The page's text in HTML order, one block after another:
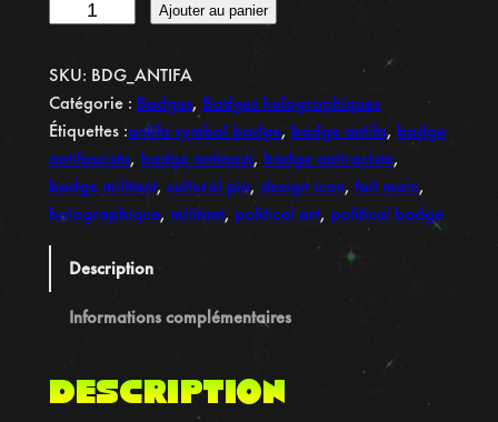
a
n
t
t
é
B
e
Ajouter au panier
SKU: BDG_ANTIFA
Catégorie : Badges, Badges holographiques
Étiquettes :antifa symbol badge, badge antifa, badge
antifasciste, badge antinazi, badge antiraciste
badge militant, cultural pin, design icon, fait main
holographique, militant, political art, political badge
Description
Informations complémentaires
Description